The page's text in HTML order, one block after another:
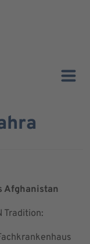
Afghanistan
Tradition: